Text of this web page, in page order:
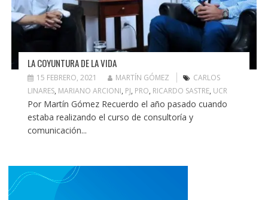
LA COYUNTURA DE LA VIDA
15 FEBRERO, 2021 MARTÍN GÓMEZ
CARLOS
LINARES, MARIANO ARCIONI, PJ, PRO, RICARDO SASTRE, UCR
Por Martín Gómez Recuerdo el año pasado cuando
estaba realizando el curso de consultoría y
comunicación...